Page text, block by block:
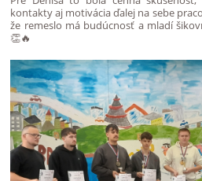
kontakty aj motivácia ďalej na sebe
že remeslo má budúcnosť a mladí
👏🔥